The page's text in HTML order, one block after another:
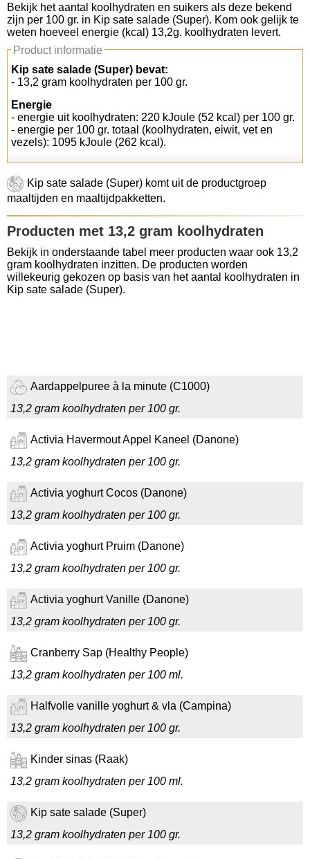
Koolhydraten tellen
Links
Bekijk het aantal koolhydraten en suikers als deze bekend
zijn per 100 gr. in Kip sate salade (Super). Kom ook gelijk te
weten hoeveel energie (kcal) 13,2g. koolhydraten levert.
Product informatie
Kip sate salade (Super) bevat:
- 13,2 gram koolhydraten per 100 gr.
Energie
- energie uit koolhydraten: 220 kJoule (52 kcal) per 100 gr.
- energie per 100 gr. totaal (koolhydraten, eiwit, vet en
vezels): 1095 kJoule (262 kcal).
Kip sate salade (Super) komt uit de productgroep
maaltijden en maaltijdpakketten.
Producten met 13,2 gram koolhydraten
Bekijk in onderstaande tabel meer producten waar ook 13,2
gram koolhydraten inzitten. De producten worden
willekeurig gekozen op basis van het aantal koolhydraten in
Kip sate salade (Super).
Aardappelpuree à la minute (C1000)
13,2 gram koolhydraten per 100 gr.
Activia Havermout Appel Kaneel (Danone)
13,2 gram koolhydraten per 100 gr.
Activia yoghurt Cocos (Danone)
13,2 gram koolhydraten per 100 gr.
Activia yoghurt Pruim (Danone)
13,2 gram koolhydraten per 100 gr.
Activia yoghurt Vanille (Danone)
13,2 gram koolhydraten per 100 gr.
Cranberry Sap (Healthy People)
13,2 gram koolhydraten per 100 ml.
Halfvolle vanille yoghurt & vla (Campina)
13,2 gram koolhydraten per 100 gr.
Kinder sinas (Raak)
13,2 gram koolhydraten per 100 ml.
Kip sate salade (Super)
13,2 gram koolhydraten per 100 gr.